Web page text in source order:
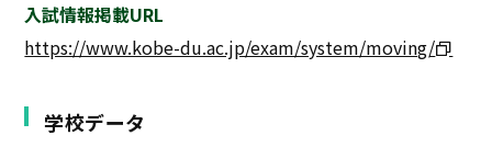
入試情報掲載URL
https://www.kobe-du.ac.jp/exam/system/moving/
学校データ